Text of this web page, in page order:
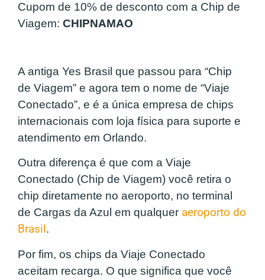
Cupom de 10% de desconto com a Chip de
Viagem: CHIPNAMAO
A antiga Yes Brasil que passou para “Chip
de Viagem” e agora tem o nome de “Viaje
Conectado”, e é a única empresa de chips
internacionais com loja física para suporte e
atendimento em Orlando.
Outra diferença é que com a Viaje
Conectado (Chip de Viagem) você retira o
chip diretamente no aeroporto, no terminal
de Cargas da Azul em qualquer aeroporto do
Brasil.
Por fim, os chips da Viaje Conectado
aceitam recarga. O que significa que você